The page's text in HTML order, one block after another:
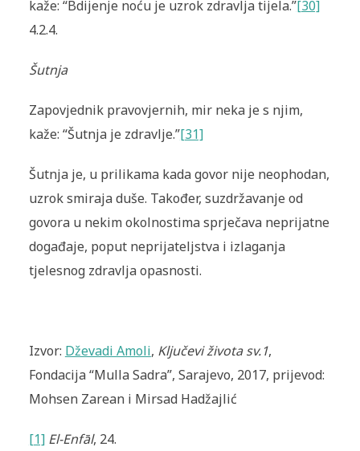
kaže: “Bdijenje noću je uzrok zdravlja tijela.”[30]
4.2.4.
Šutnja
Zapovjednik pravovjernih, mir neka je s njim,
kaže: “Šutnja je zdravlje.”[31]
Šutnja je, u prilikama kada govor nije neophodan,
uzrok smiraja duše. Također, suzdržavanje od
govora u nekim okolnostima sprječava neprijatne
događaje, poput neprijateljstva i izlaganja
tjelesnog zdravlja opasnosti.
Izvor: Dževadi Amoli, Ključevi života sv.1,
Fondacija “Mulla Sadra”, Sarajevo, 2017, prijevod:
Mohsen Zarean i Mirsad Hadžajlić
[1] El-Enfāl, 24.